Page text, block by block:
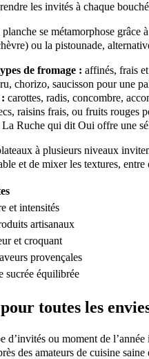
les invités à chaque
se métamorphose grâce
ou la pistounade,
de fromage : affinés, frais
chorizo, saucisson pour une
carottes, radis, concombre,
raisins frais, ou fruits rouges
La Ruche qui dit Oui offre une
à plusieurs niveaux
et de mixer les textures,
et intensités
artisanaux
et croquant
provençales
sucrée équilibrée
toutes les
ou moment de
des amateurs de cuisine